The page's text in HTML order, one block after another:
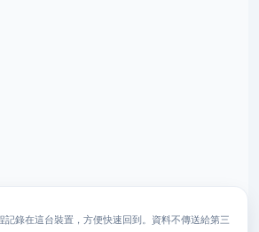
記錄在這台裝置，方便快速回到。資料不傳送給第三